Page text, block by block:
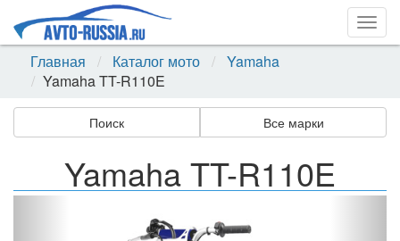
Главная
Каталог мото
Yamaha
Yamaha TT-R110E
Поиск Все марки
Yamaha TT-R110E